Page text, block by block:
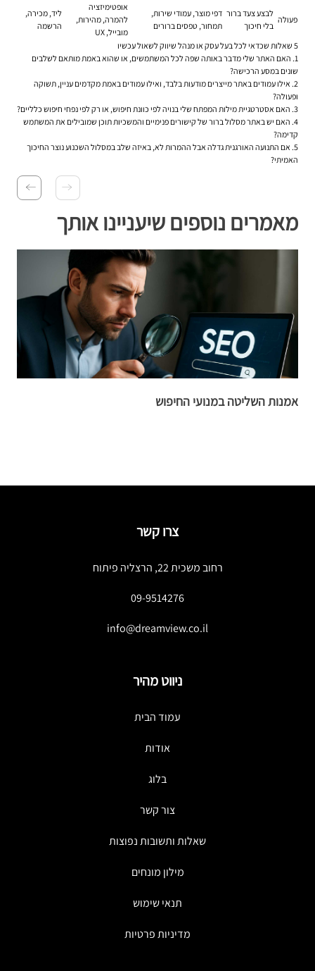
פעולה
לבצע צעד ברור
בלי חיכוך
דפי מוצר, עמודי שירות,
תמחור, טפסים ברורים
אופטימיזציה
להמרה, מהירות,
מובייל, UX
ליד, מכירה,
הרשמה
5 שאלות שכדאי לכל בעל עסק או מנהל שיווק לשאול עכשיו
1. האם האתר שלי מדבר באותה שפה לכל המשתמשים, או שהוא באמת מותאם לשלבים
שונים במסע הרכישה?
2. אילו עמודים באתר מייצרים מודעות בלבד, ואילו עמודים באמת מקדמים עניין, תשוקה
ופעולה?
3. האם אסטרטגיית מילות המפתח שלי בנויה לפי כוונת חיפוש, או רק לפי נפחי חיפוש כלליים?
4. האם יש באתר מסלול ברור של קישורים פנימיים והמשכיות תוכן שמובילים את המשתמש
קדימה?
5. אם התנועה האורגנית גדלה אבל ההמרות לא, באיזה שלב במסלול השכנוע נוצר החיכוך
האמיתי?
מאמרים נוספים שיעניינו אותך
אמנות השליטה במנועי החיפוש
צרו קשר
רחוב משכית 22, הרצליה פיתוח
09-9514276
info@dreamview.co.il
ניווט מהיר
עמוד הבית
אודות
בלוג
צור קשר
שאלות ותשובות נפוצות
מילון מונחים
תנאי שימוש
מדיניות פרטיות